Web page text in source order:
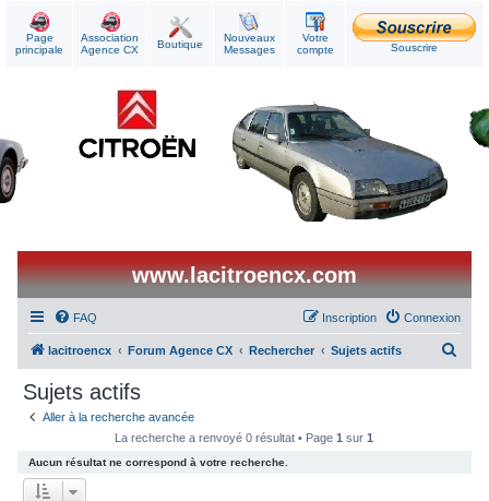
Page
principale
Association
Agence CX
Boutique
Nouveaux
Messages
Votre
compte
Souscrire
www.lacitroencx.com
FAQ Connexion
Inscription
lacitroencx Forum Agence CX Rechercher Sujets actifs
Sujets actifs
Aller à la recherche avancée
La recherche a renvoyé 0 résultat • Page1 sur1
Aucun résultat ne correspond à votre recherche.